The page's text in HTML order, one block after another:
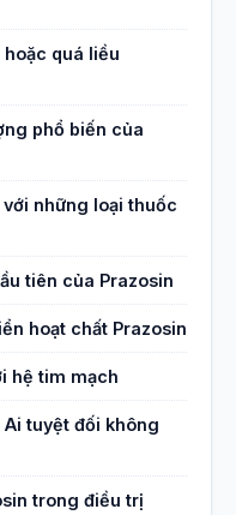
quá liều
phổ biến của
những loại thuốc
tiên của Prazosin
hoạt chất Prazosin
hệ tim mạch
tuyệt đối không
trong điều trị